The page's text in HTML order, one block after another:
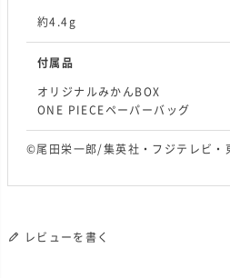
約4.4g
付属品
オリジナルみかんBOX
ONE PIECEペーパーバッグ
©尾田栄一郎/集英社・フジテレビ・
レビューを書く